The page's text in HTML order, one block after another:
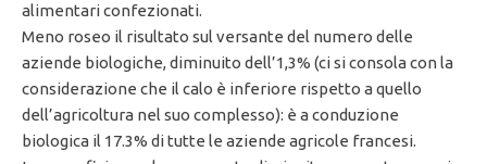
alimentari confezionati.
Meno roseo il risultato sul versante del numero delle
aziende biologiche, diminuito dell’1,3% (ci si consola con la
considerazione che il calo è inferiore rispetto a quello
dell’agricoltura nel suo complesso): è a conduzione
biologica il 17.3% di tutte le aziende agricole francesi.